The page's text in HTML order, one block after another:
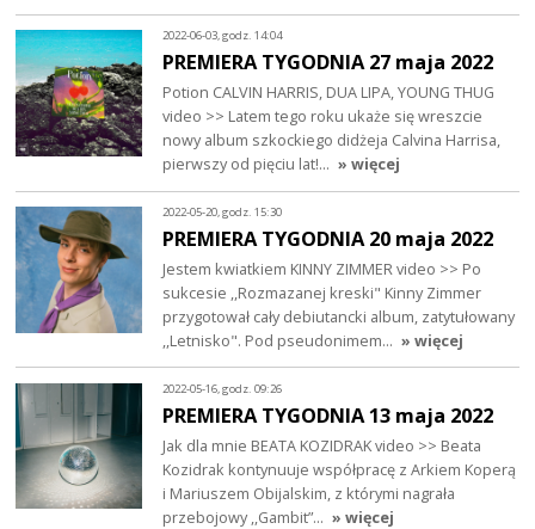
2022-06-03, godz. 14:04
PREMIERA TYGODNIA 27 maja 2022
Potion CALVIN HARRIS, DUA LIPA, YOUNG THUG
video >> Latem tego roku ukaże się wreszcie
nowy album szkockiego didżeja Calvina Harrisa,
pierwszy od pięciu lat!… » więcej
2022-05-20, godz. 15:30
PREMIERA TYGODNIA 20 maja 2022
Jestem kwiatkiem KINNY ZIMMER video >> Po
sukcesie ,,Rozmazanej kreski" Kinny Zimmer
przygotował cały debiutancki album, zatytułowany
,,Letnisko". Pod pseudonimem… » więcej
2022-05-16, godz. 09:26
PREMIERA TYGODNIA 13 maja 2022
Jak dla mnie BEATA KOZIDRAK video >> Beata
Kozidrak kontynuuje współpracę z Arkiem Koperą
i Mariuszem Obijalskim, z którymi nagrała
przebojowy ,,Gambit”… » więcej